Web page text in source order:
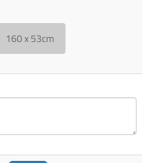
160 x 53cm